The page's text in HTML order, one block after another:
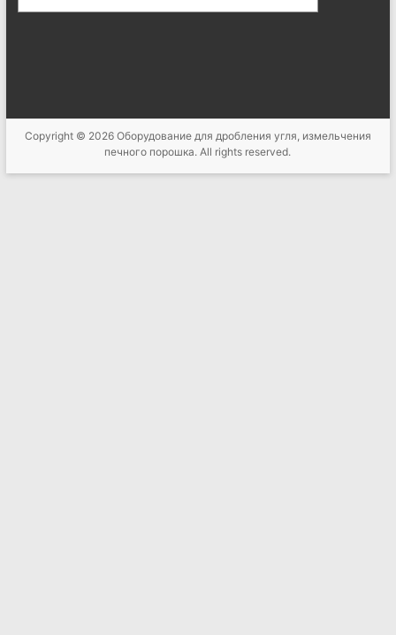
Copyright © 2026 Оборудование для дробления угля, измельчения
печного порошка. All rights reserved.